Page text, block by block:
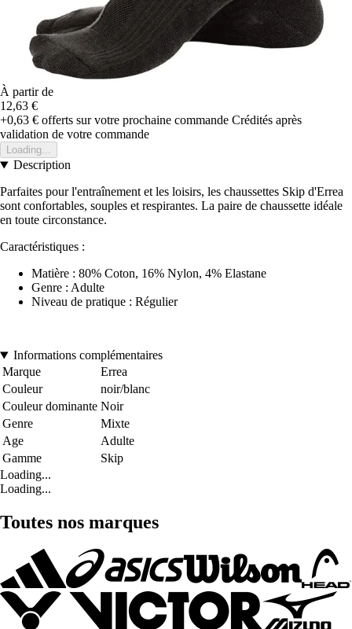
À partir de
12,63 €
+0,63 € offerts sur votre prochaine commande Crédités après
validation de votre commande
Loading...
Description
Parfaites pour l'entraînement et les loisirs, les chaussettes Skip d'Errea
sont confortables, souples et respirantes. La paire de chaussette idéale
en toute circonstance.
Caractéristiques :
Matière : 80% Coton, 16% Nylon, 4% Elastane
Genre : Adulte
Niveau de pratique : Régulier
Informations complémentaires
Marque
Errea
Couleur
noir/blanc
Couleur dominante Noir
Genre
Mixte
Age
Adulte
Gamme
Skip
Loading...
Loading...
Toutes nos marques